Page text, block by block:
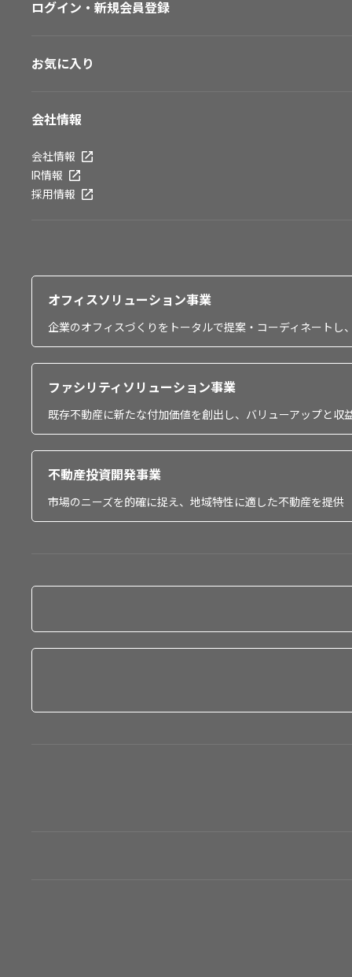
ログイン・新規会員登録
お気に入り
会社情報
会社情報
IR情報
採用情報
オフィスソリューション事業
企業のオフィスづくりをトータルで提案・コーディネート
ファシリティソリューション事業
既存不動産に新たな付加価値を創出し、バリューアップと収
不動産投資開発事業
市場のニーズを的確に捉え、地域特性に適した不動産を提供